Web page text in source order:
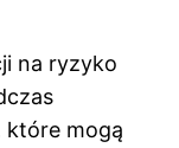
na ryzyko
które mogą